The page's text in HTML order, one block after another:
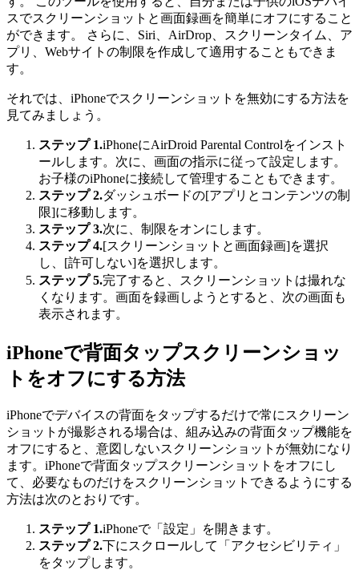
スでスクリーンショットと画面録画を簡単にオフにすること
ができます。 さらに、Siri、AirDrop、スクリーンタイム、ア
プリ、Webサイトの制限を作成して適用することもできま
す。
それでは、iPhoneでスクリーンショットを無効にする方法を
見てみましょう。
ステップ 1.iPhoneにAirDroid Parental Controlをインスト
ールします。次に、画面の指示に従って設定します。
お子様のiPhoneに接続して管理することもできます。
ステップ 2.ダッシュボードの[アプリとコンテンツの制
限]に移動します。
ステップ 3.次に、制限をオンにします。
ステップ 4.[スクリーンショットと画面録画]を選択
し、[許可しない]を選択します。
ステップ 5.完了すると、スクリーンショットは撮れな
くなります。画面を録画しようとすると、次の画面も
表示されます。
iPhoneで背面タップスクリーンショッ
トをオフにする方法
iPhoneでデバイスの背面をタップするだけで常にスクリーン
ショットが撮影される場合は、組み込みの背面タップ機能を
オフにすると、意図しないスクリーンショットが無効になり
ます。iPhoneで背面タップスクリーンショットをオフにし
て、必要なものだけをスクリーンショットできるようにする
方法は次のとおりです。
ステップ 1.iPhoneで「設定」を開きます。
ステップ 2.下にスクロールして「アクセシビリティ」
をタップします。